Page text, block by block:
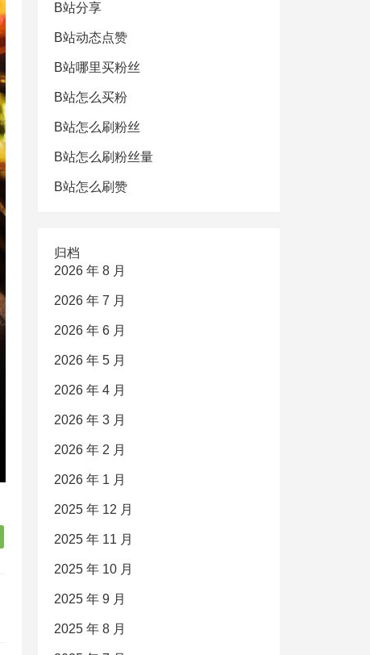
B站分享
B站动态点赞
B站哪里买粉丝
B站怎么买粉
B站怎么刷粉丝
B站怎么刷粉丝量
B站怎么刷赞
归档
2026 年 8 月
2026 年 7 月
2026 年 6 月
2026 年 5 月
2026 年 4 月
2026 年 3 月
2026 年 2 月
2026 年 1 月
2025 年 12 月
2025 年 11 月
2025 年 10 月
2025 年 9 月
2025 年 8 月